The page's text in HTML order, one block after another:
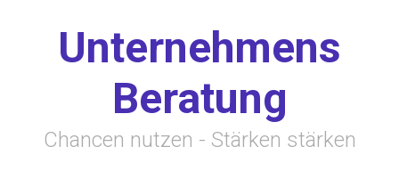
Unternehmens
Beratung
Chancen nutzen - Stärken stärken